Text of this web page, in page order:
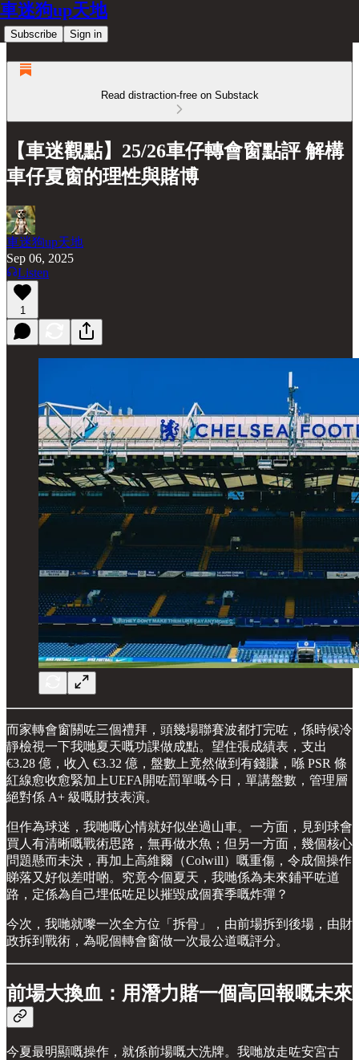
車迷狗up天地
Subscribe Sign in
Read distraction-free on Substack
【車迷觀點】25/26車仔轉會窗點評 解構
車仔夏窗的理性與賭博
車迷狗up天地
Sep 06, 2025
Listen
1
而家轉會窗關咗三個禮拜，頭幾場聯賽波都打完咗，係時候冷
靜檢視一下我哋夏天嘅功課做成點。望住張成績表，支出
€3.28 億，收入 €3.32 億，盤數上竟然做到有錢賺，喺 PSR 條
紅線愈收愈緊加上UEFA開咗罰單嘅今日，單講盤數，管理層
絕對係 A+ 級嘅財技表演。
但作為球迷，我哋嘅心情就好似坐過山車。一方面，見到球會
買人有清晰嘅戰術思路，無再做水魚；但另一方面，幾個核心
問題懸而未決，再加上高維爾（Colwill）嘅重傷，令成個操作
睇落又好似差咁啲。究竟今個夏天，我哋係為未來鋪平咗道
路，定係為自己埋低咗足以摧毀成個賽季嘅炸彈？
今次，我哋就嚟一次全方位「拆骨」，由前場拆到後場，由財
政拆到戰術，為呢個轉會窗做一次最公道嘅評分。
前場大換血：用潛力賭一個高回報嘅未來
今夏最明顯嘅操作，就係前場嘅大洗牌。我哋放走咗安宮古